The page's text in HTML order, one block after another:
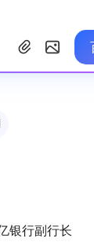
银行副行长